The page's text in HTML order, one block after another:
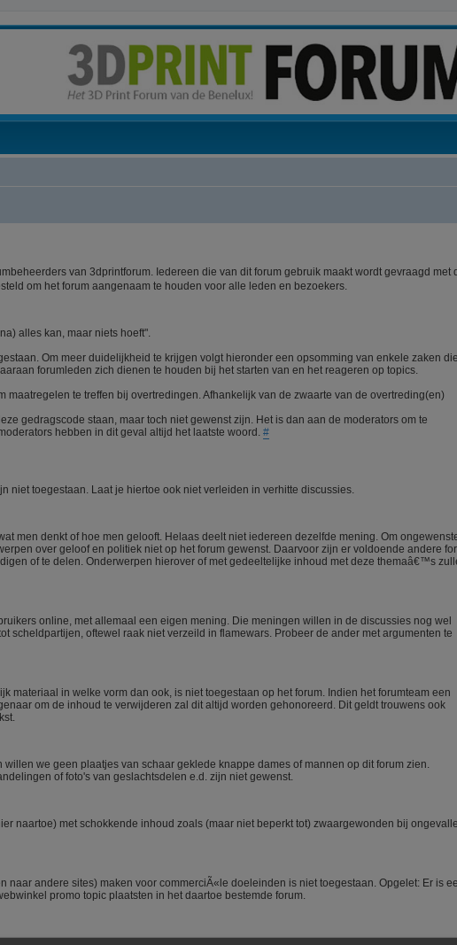
van 3dprintforum. Iedereen die van dit forum gebruik maakt wordt gevraagd met
om het forum aangenaam te houden voor alle leden en bezoekers.
alles kan, maar niets hoeft".
Om meer duidelijkheid te krijgen volgt hieronder een opsomming van enkele zaken die
forumleden zich dienen te houden bij het starten van en het reageren op topics.
maatregelen te treffen bij overtredingen. Afhankelijk van de zwaarte van de overtreding(en)
gedragscode staan, maar toch niet gewenst zijn. Het is dan aan de moderators om te
hebben in dit geval altijd het laatste woord. #
niet toegestaan. Laat je hiertoe ook niet verleiden in verhitte discussies.
men denkt of hoe men gelooft. Helaas deelt niet iedereen dezelfde mening. Om
over geloof en politiek niet op het forum gewenst. Daarvoor zijn er voldoende andere
of te delen. Onderwerpen hierover of met gedeeltelijke inhoud met deze themaâ€™s
online, met allemaal een eigen mening. Die meningen willen in de discussies nog wel
scheldpartijen, oftewel raak niet verzeild in flamewars. Probeer de ander met argumenten te
materiaal in welke vorm dan ook, is niet toegestaan op het forum. Indien het forumteam een
om de inhoud te verwijderen zal dit altijd worden gehonoreerd. Dit geldt trouwens ook
we geen plaatjes van schaar geklede knappe dames of mannen op dit forum zien.
of foto's van geslachtsdelen e.d. zijn niet gewenst.
naartoe) met schokkende inhoud zoals (maar niet beperkt tot) zwaargewonden bij
naar andere sites) maken voor commerciÃ«le doeleinden is niet toegestaan. Opgelet: Er is
promo topic plaatsten in het daartoe bestemde forum.